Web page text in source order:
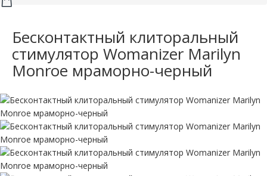
Бесконтактный клиторальный
стимулятор Womanizer Marilyn
Monroe мраморно-черный